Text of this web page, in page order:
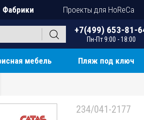
Фабрики Проекты для HoReCa
+7(499) 653-81-
Пн-Пт 9:00 - 18:00
мебель Пляж под ключ
234/041-2177